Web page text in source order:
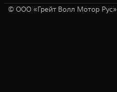
© ООО «Грейт Волл Мотор Рус»